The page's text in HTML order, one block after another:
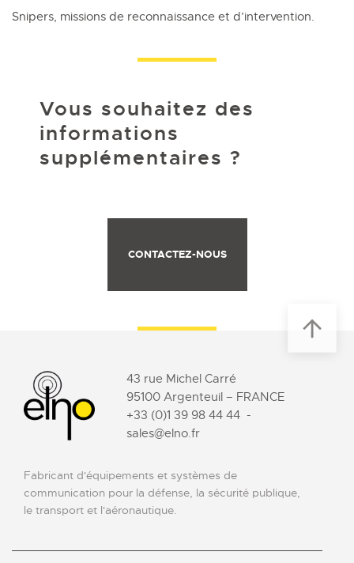
Snipers, missions de reconnaissance et d’intervention.
Vous souhaitez des
informations
supplémentaires ?
CONTACTEZ-NOUS
43 rue Michel Carré
95100 Argenteuil – FRANCE
+33 (0)1 39 98 44 44-
sales@elno.fr
Fabricant d'équipements et systèmes de
communication pour la défense, la sécurité publique,
le transport et l'aéronautique.